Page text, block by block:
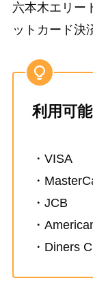
六本木エリー
ットカード決
利用可
・VISA
・
・JCB
・
・Diners